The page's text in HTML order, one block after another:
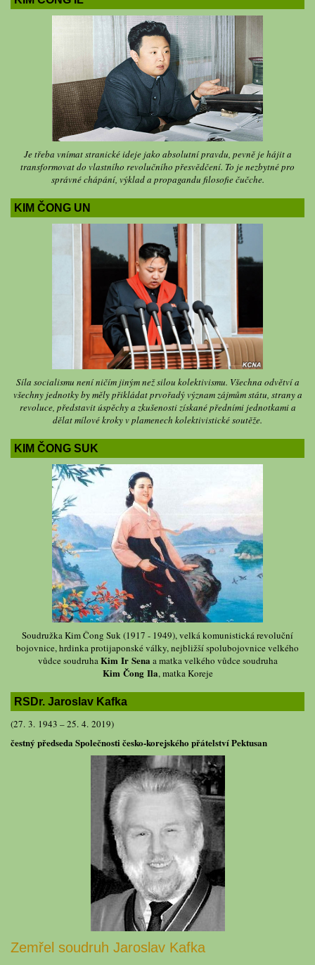
Je třeba vnímat stranické ideje jako absolutní pravdu, pevně je hájit a
transformovat do vlastního revolučního přesvědčení. To je nezbytné pro
správné chápání, výklad a propagandu filosofie čučche.
KIM ČONG UN
Síla socialismu není ničím jiným než silou kolektivismu. Všechna odvětví a
všechny jednotky by měly přikládat prvořadý význam zájmům státu, strany a
revoluce, představit úspěchy a zkušenosti získané předními jednotkami a
dělat mílové kroky v plamenech kolektivistické soutěže.
KIM ČONG SUK
Soudružka Kim Čong Suk (1917 - 1949), velká komunistická revoluční
bojovnice, hrdinka protijaponské války, nejbližší spolubojovnice velkého
vůdce soudruhaKim Ir Sena a matka velkého vůdce soudruha
Kim Čong Ila, matka Koreje
RSDr. Jaroslav Kafka
(27. 3. 1943 – 25. 4. 2019)
čestný předseda Společnosti česko-korejského přátelství Pektusan
Zemřel soudruh Jaroslav Kafka